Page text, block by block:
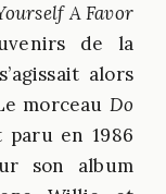
A Favor
de la
alors
morceau Do
en 1986
son album